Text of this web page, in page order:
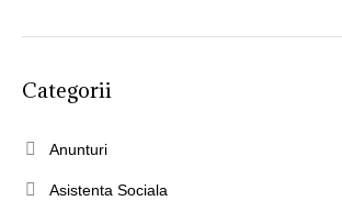
Categorii
Anunturi
Asistenta Sociala